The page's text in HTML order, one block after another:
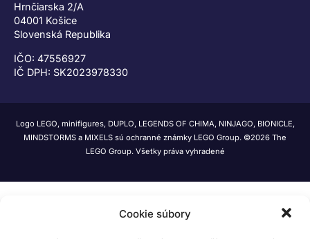
Cookie súbory
Hrnčiarska 2/A
04001 Košice
Slovenská Republika
IČO: 47556927
IČ DPH: SK2023978330
Logo LEGO, minifigures, DUPLO, LEGENDS OF CHIMA, NINJAGO, BIONICLE,
MINDSTORMS a MIXELS sú ochranné známky LEGO Group. ©2026 The
LEGO Group. Všetky práva vyhradené